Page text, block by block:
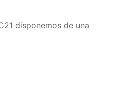
disponemos de una